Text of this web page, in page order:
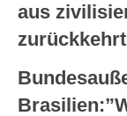
aus